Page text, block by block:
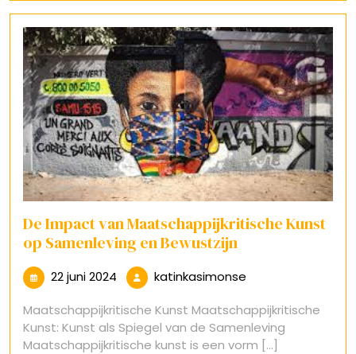
De Impact van Maatschappijkritische Kunst
op Samenleving en Bewustzijn
22 juni 2024 22
juni
2024
katinkasimonse
Maatschappijkritische Kunst Maatschappijkritische
Kunst: Kunst als Spiegel van de Samenleving
Maatschappijkritische kunst is een vorm [...]